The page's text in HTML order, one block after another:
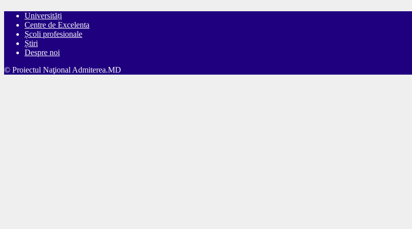
Universități
Centre de Excelenta
Școli profesionale
Știri
Despre noi
© Proiectul Naţional Admiterea.MD